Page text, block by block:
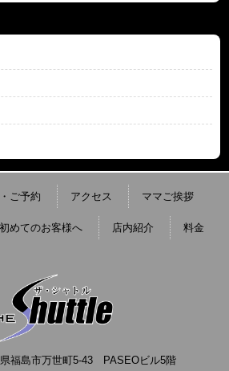
ご予約 アクセス ママご挨拶
初めてのお客様へ 店内紹介 料金
福島市万世町5-43 PASEOビル5階